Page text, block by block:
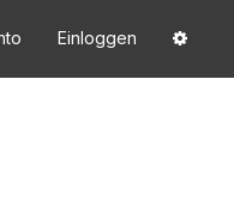
Einloggen